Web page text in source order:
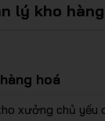
lý kho
hoá
xưởng chủ yếu